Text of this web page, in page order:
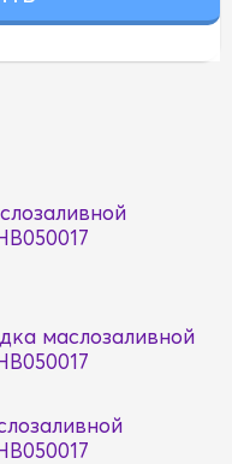
маслозаливной